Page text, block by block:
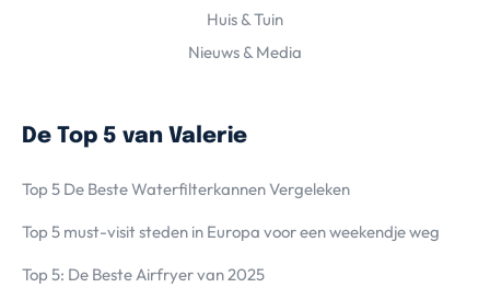
Huis & Tuin
Nieuws & Media
De Top 5 van Valerie
Top 5 De Beste Waterfilterkannen Vergeleken
Top 5 must-visit steden in Europa voor een weekendje weg
Top 5: De Beste Airfryer van 2025